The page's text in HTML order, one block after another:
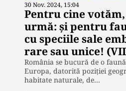
30 Nov. 2024, 15:04
Pentru cine
urmă: și pentru
cu speciile sale
rare sau unice!
România se bucură de o
Europa, datorită poziției
habitate naturale, de…